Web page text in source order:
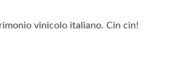
vinicolo italiano. Cin cin!